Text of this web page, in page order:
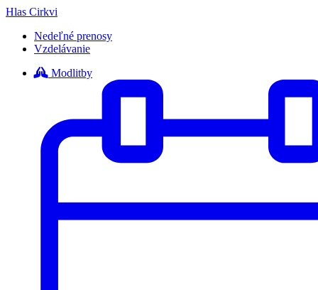
Hlas Cirkvi
Nedeľné prenosy
Vzdelávanie
Modlitby